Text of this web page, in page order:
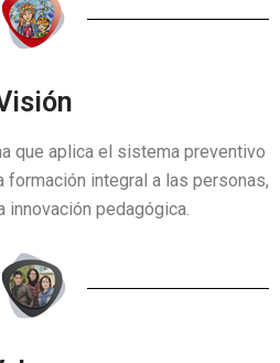
Separador
que aplica el sistema preventivo
formación integral a las personas,
innovación pedagógica.
Separador